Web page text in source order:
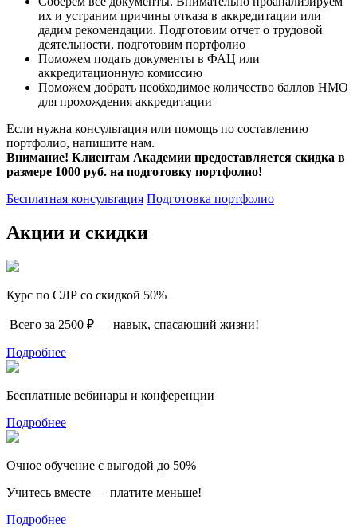
их и устраним причины отказа в аккредитации или
дадим рекомендации. Подготовим отчет о трудовой
деятельности, подготовим портфолио
Поможем подать документы в ФАЦ или
аккредитационную комиссию
Поможем добрать необходимое количество баллов НМО
для прохождения аккредитации
Если нужна консультация или помощь по составлению
портфолио, напишите нам.
Внимание! Клиентам Академии предоставляется скидка в
размере 1000 руб. на подготовку портфолио!
Бесплатная консультация Подготовка портфолио
Акции и скидки
Курс по СЛР со скидкой 50%
Всего за 2500 ₽ — навык, спасающий жизни!
Подробнее
Бесплатные вебинары и конференции
Подробнее
Очное обучение с выгодой до 50%
Учитесь вместе — платите меньше!
Подробнее